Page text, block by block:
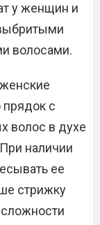
у женщин и
волосами.
с
волос в духе
наличии
ее
стрижку